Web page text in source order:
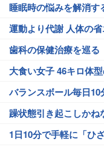
睡眠時の悩みを解消す
運動より代謝 人体の
歯科の保健治療を巡る
大食い女子 46キロ体
バランスボール毎日10
躁状態引き起こしかね
1日10分で手軽に「ひ